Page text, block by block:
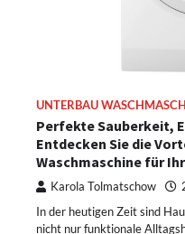
UNTERBAU
Perfekte Sauberkeit,
Entdecken Sie die
Waschmaschine für
Karola Tolmatschow
In der heutigen Zeit sind
nicht nur funktionale